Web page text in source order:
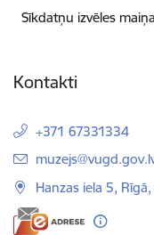
Sīkdatņu izvēles maiņa
Kontakti
+371 67331334
E-pasts:
Hanzas iela 5,